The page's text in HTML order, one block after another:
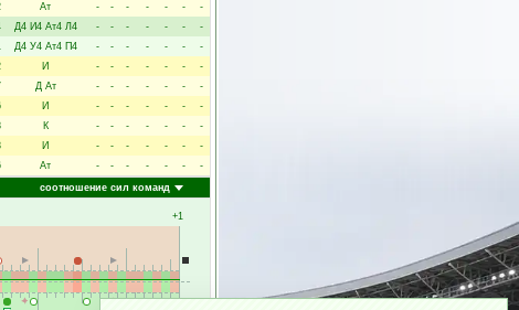
Ат - - - - - -
-
Д4 И4 Ат4 Л4 - - - - - -
-
Д4 У4 Ат4 П4 - - - - - -
-
И - - - - - -
-
Д Ат - - - - - -
-
И - - - - - -
-
К - - - - - -
-
И - - - - - -
-
Ат - - - - - -
-
соотношение сил команд
+1